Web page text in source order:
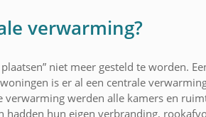
verwarming?
niet meer gesteld te worden.
is er al een centrale
werden alle kamers en
hun eigen verbranding,